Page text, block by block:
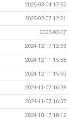
2025-03-04 17:52
2025-02-07 12:21
2025-02-07
2024-12-17 12:59
2024-12-11 15:58
2024-12-11 15:50
2024-11-07 16:39
2024-11-07 16:37
2024-10-17 18:12